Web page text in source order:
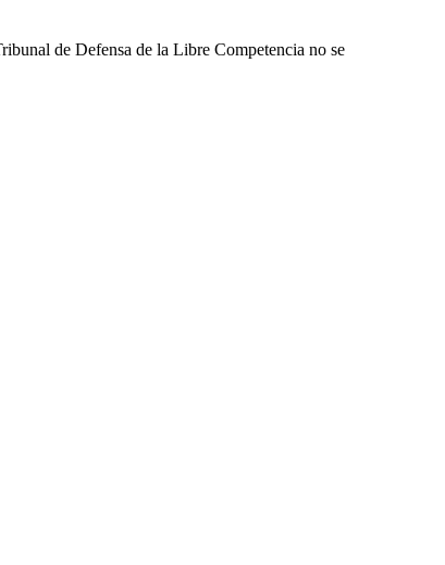
de Defensa de la Libre Competencia no se